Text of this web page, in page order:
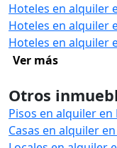
Hoteles en alquiler
Hoteles en alquiler
Hoteles en alquiler
Ver más
Otros
Pisos en alquiler en
Casas en alquiler